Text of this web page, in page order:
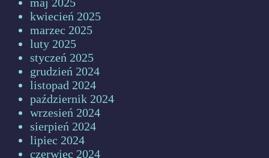
kwiecień 2025
marzec 2025
luty 2025
styczeń 2025
grudzień 2024
listopad 2024
październik 2024
wrzesień 2024
sierpień 2024
lipiec 2024
czerwiec 2024